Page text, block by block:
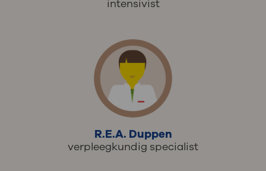
intensivist
R.E.A. Duppen
verpleegkundig specialist